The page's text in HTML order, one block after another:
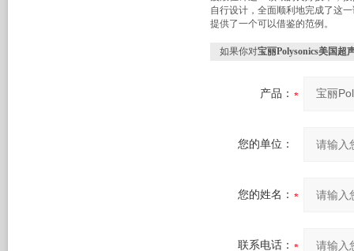
自行设计，全面顺利地完成了这
提供了一个可以借鉴的范例。
如果你对宝丽Polysonics美国超
产品：
您的单位：
您的姓名：
联系电话：